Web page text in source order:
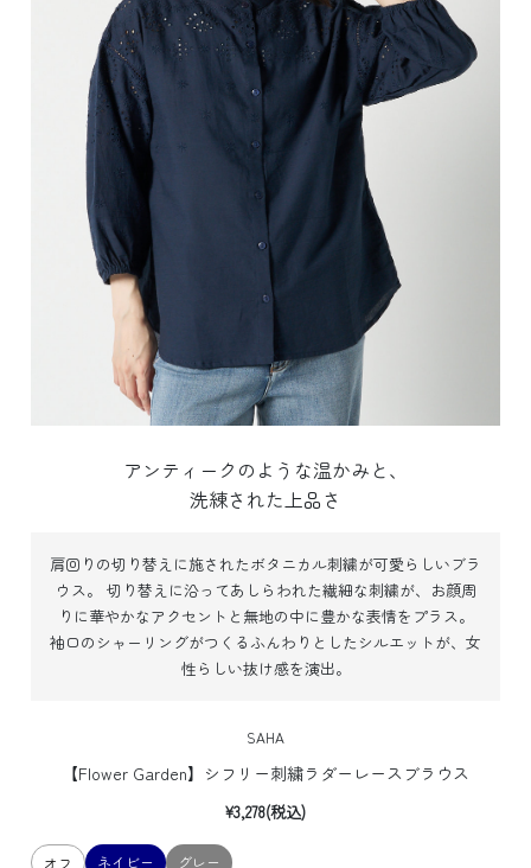
アンティークのような温かみと、
洗練された上品さ
肩回りの切り替えに施されたボタニカル刺繍が可愛らしいブラ
ウス。
切り替えに沿ってあしらわれた繊細な刺繍が、お顔周
りに華やかなアクセントと無地の中に豊かな表情をプラス。
袖口のシャーリングがつくるふんわりとしたシルエットが、女
性らしい抜け感を演出。
SAHA
【Flower Garden】シフリー刺繍ラダーレースブラウス
¥3,278(税込)
オフ ネイビー グレー